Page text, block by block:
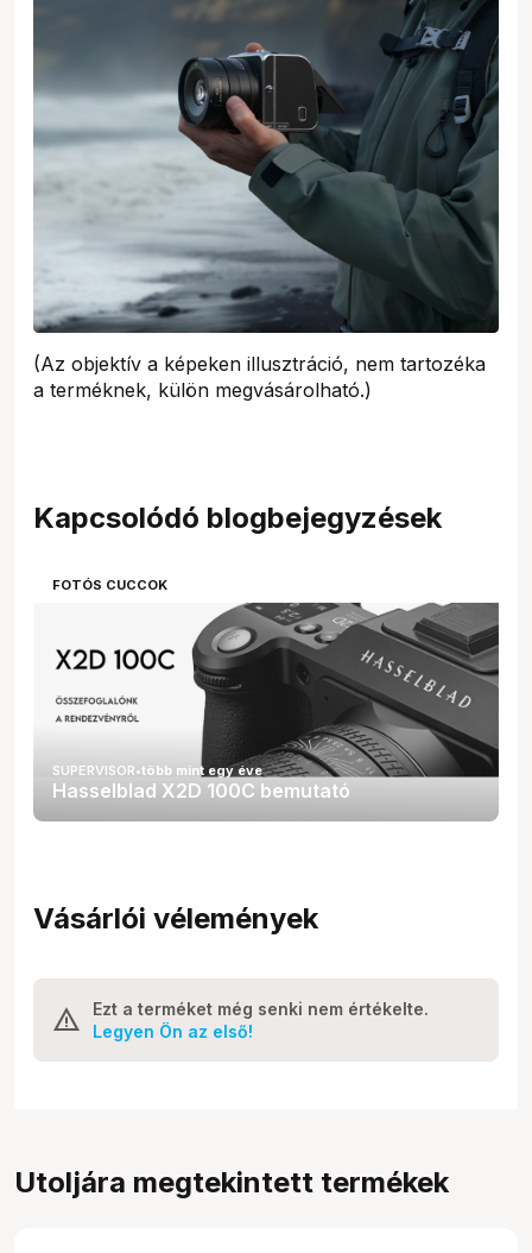
(Az objektív a képeken illusztráció, nem tartozéka
a terméknek, külön megvásárolható.)
Kapcsolódó blogbejegyzések
FOTÓS CUCCOK
Hasselblad X2D 100C bemutató
SUPERVISOR•több mint egy éve
Vásárlói vélemények
Ezt a terméket még senki nem értékelte.
Legyen Ön az első!
Utoljára megtekintett termékek